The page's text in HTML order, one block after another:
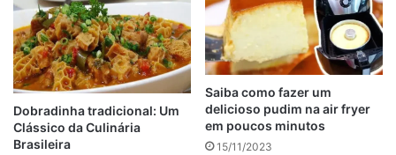
1 galho de salsão fresco
2 colheres (sopa) de manteiga
1 xicara (chá) de água
anúncio
Dobradinha tradicional: Um
Clássico da Culinária
Brasileira
Saiba como fazer um
delicioso pudim na air fryer
em poucos minutos
15/11/2023